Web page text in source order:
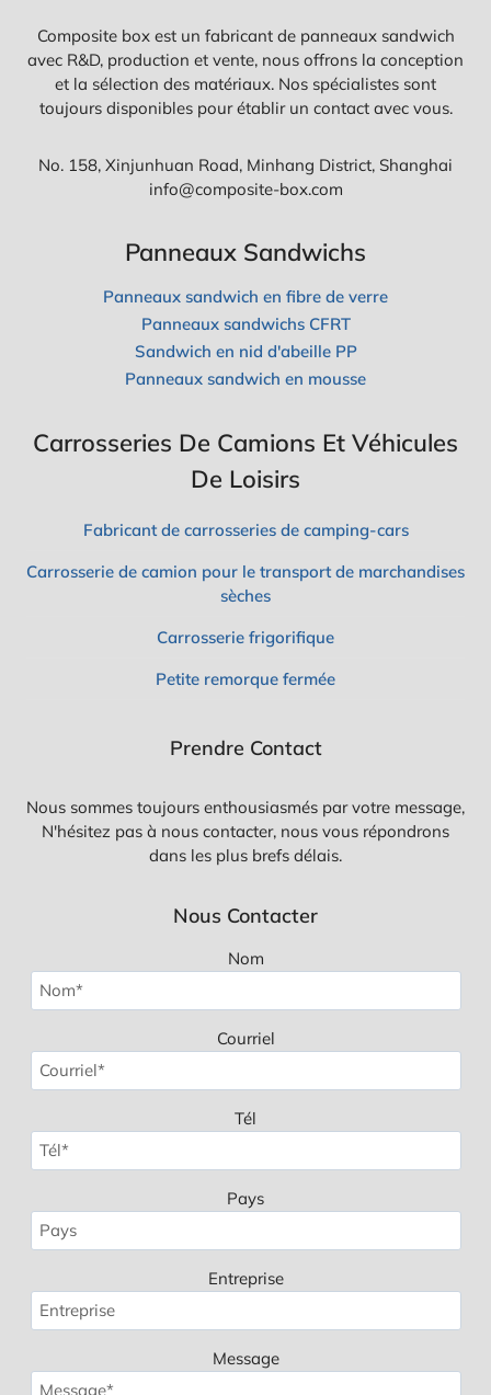
Composite box est un fabricant de panneaux sandwich
avec R&D, production et vente, nous offrons la conception
et la sélection des matériaux. Nos spécialistes sont
toujours disponibles pour établir un contact avec vous.
No. 158, Xinjunhuan Road, Minhang District, Shanghai
info@composite-box.com
Panneaux Sandwichs
Panneaux sandwich en fibre de verre
Panneaux sandwichs CFRT
Sandwich en nid d'abeille PP
Panneaux sandwich en mousse
Carrosseries De Camions Et Véhicules
De Loisirs
Fabricant de carrosseries de camping-cars
Carrosserie de camion pour le transport de marchandises
sèches
Carrosserie frigorifique
Petite remorque fermée
Prendre Contact
Nous sommes toujours enthousiasmés par votre message,
N'hésitez pas à nous contacter, nous vous répondrons
dans les plus brefs délais.
Nous Contacter
Nom
Courriel
Tél
Pays
Entreprise
Message